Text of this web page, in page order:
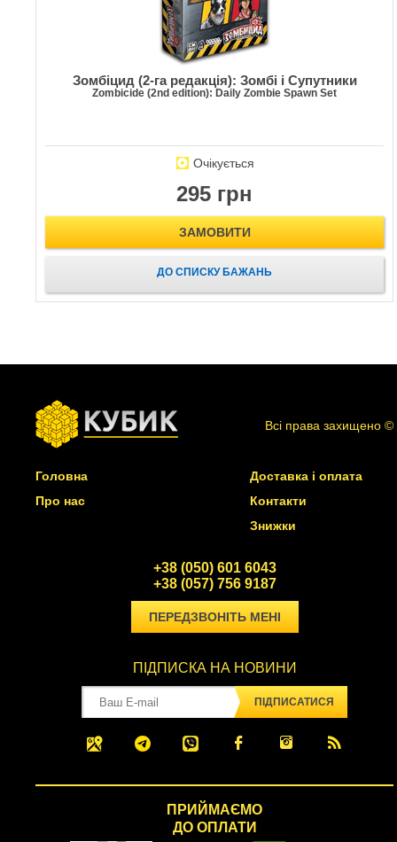
Зомбіцид (2-га редакція): Зомбі і Супутники
Zombicide (2nd edition): Daily Zombie Spawn Set
Очікується
295 грн
ЗАМОВИТИ
ДО СПИСКУ БАЖАНЬ
Всі права захищено ©
Головна
Про нас
Доставка і оплата
Контакти
Знижки
+38 (050) 601 6043
+38 (057) 756 9187
ПЕРЕДЗВОНІТЬ МЕНІ
ПІДПИСКА НА НОВИНИ
ПІДПИСАТИСЯ
ПРИЙМАЄМО
ДО ОПЛАТИ